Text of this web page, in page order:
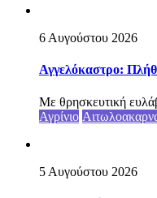
6 Αυγούστου 2026
Αγγελόκαστρο:
Με θρησκευτική
Αγρίνιο
5 Αυγούστου 2026